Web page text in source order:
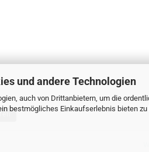
und andere Technologien
auch von Drittanbietern, um die
bestmögliches Einkaufserlebnis bieten